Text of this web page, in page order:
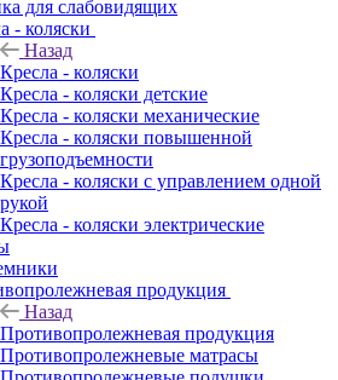
для слабовидящих
- коляски
Назад
Кресла - коляски
Кресла - коляски детские
Кресла - коляски механические
Кресла - коляски повышенной
грузоподъемности
Кресла - коляски с управлением одной
рукой
Кресла - коляски электрические
продукция
Назад
Противопролежневая продукция
Противопролежневые матрасы